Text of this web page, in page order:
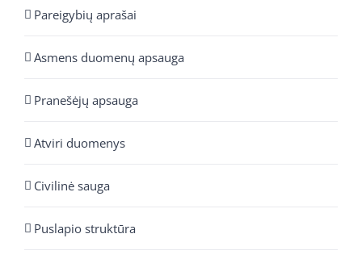
Pareigybių aprašai
Asmens duomenų apsauga
Pranešėjų apsauga
Atviri duomenys
Civilinė sauga
Puslapio struktūra